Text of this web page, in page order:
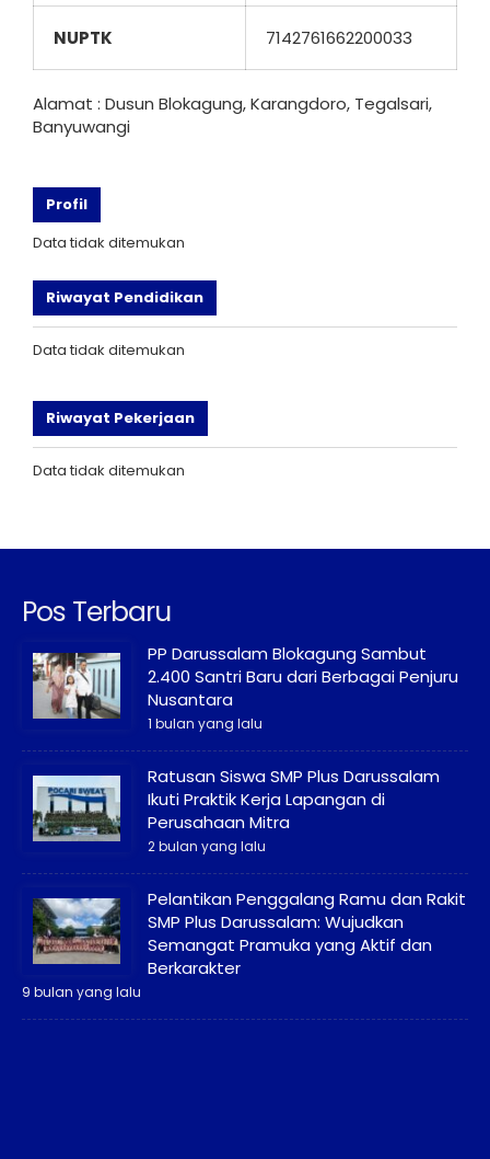
NUPTK 7142761662200033
Alamat : Dusun Blokagung, Karangdoro, Tegalsari,
Banyuwangi
Profil
Data tidak ditemukan
Riwayat Pendidikan
Data tidak ditemukan
Riwayat Pekerjaan
Data tidak ditemukan
Pos Terbaru
PP Darussalam Blokagung Sambut
2.400 Santri Baru dari Berbagai Penjuru
Nusantara
1 bulan yang lalu
Ratusan Siswa SMP Plus Darussalam
Ikuti Praktik Kerja Lapangan di
Perusahaan Mitra
2 bulan yang lalu
Pelantikan Penggalang Ramu dan Rakit
SMP Plus Darussalam: Wujudkan
Semangat Pramuka yang Aktif dan
Berkarakter
9 bulan yang lalu